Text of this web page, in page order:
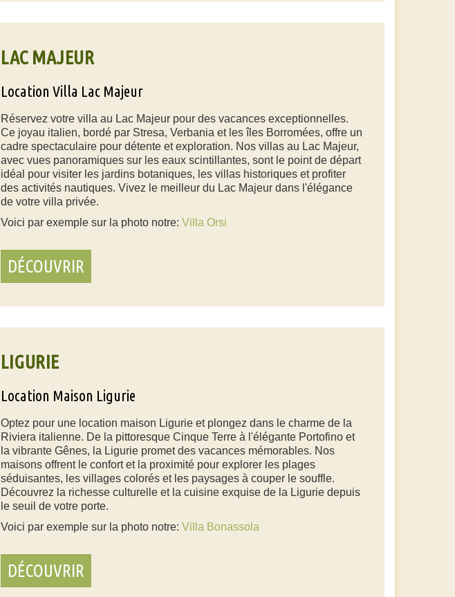
LAC MAJEUR
Location Villa Lac Majeur
Réservez votre villa au Lac Majeur pour des vacances exceptionnelles.
Ce joyau italien, bordé par Stresa, Verbania et les îles Borromées, offre un
cadre spectaculaire pour détente et exploration. Nos villas au Lac Majeur,
avec vues panoramiques sur les eaux scintillantes, sont le point de départ
idéal pour visiter les jardins botaniques, les villas historiques et profiter
des activités nautiques. Vivez le meilleur du Lac Majeur dans l'élégance
de votre villa privée.
Voici par exemple sur la photo notre: Villa Orsi
DÉCOUVRIR
LIGURIE
Location Maison Ligurie
Optez pour une location maison Ligurie et plongez dans le charme de la
Riviera italienne. De la pittoresque Cinque Terre à l'élégante Portofino et
la vibrante Gênes, la Ligurie promet des vacances mémorables. Nos
maisons offrent le confort et la proximité pour explorer les plages
séduisantes, les villages colorés et les paysages à couper le souffle.
Découvrez la richesse culturelle et la cuisine exquise de la Ligurie depuis
le seuil de votre porte.
Voici par exemple sur la photo notre: Villa Bonassola
DÉCOUVRIR